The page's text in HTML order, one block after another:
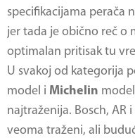
specifikacijama perača
jer tada je obično reč o
optimalan pritisak tu
U svakoj od kategorija
model i Michelin
najtraženija. Bosch, AR
veoma traženi, ali